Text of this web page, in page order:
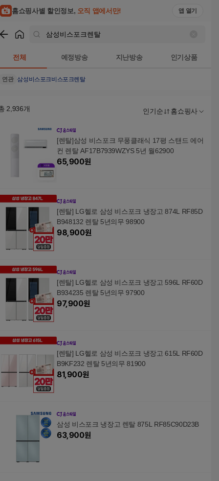
홈쇼핑사별 할인정보, 오직 앱에서만! 앱 열기
전체 예정방송 지난방송 인기상품
연관 삼성비스포크비스포크렌탈
2,936개 인기순 홈쇼핑사
[렌탈]삼성 비스포크 무풍클래식 17평 스탠드 에어
컨 렌탈 AF17B7939WZYS 5년 월62900
65,900원
[렌탈] LG헬로 삼성 비스포크 냉장고 874L RF85D
B948132 렌탈 5년의무 98900
98,900원
[렌탈] LG헬로 삼성 비스포크 냉장고 596L RF60D
B934235 렌탈 5년의무 97900
97,900원
[렌탈] LG헬로 삼성 비스포크 냉장고 615L RF60D
B9KF232 렌탈 5년의무 81900
81,900원
삼성 비스포크 냉장고 렌탈 875L RF85C90D23B
63,900원